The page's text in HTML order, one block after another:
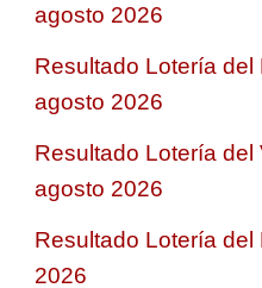
agosto 2026
Resultado Lotería del
agosto 2026
Resultado Lotería del
agosto 2026
Resultado Lotería del
2026